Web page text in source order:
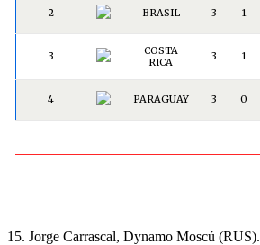
15. Jorge Carrascal, Dynamo Moscú (RUS).